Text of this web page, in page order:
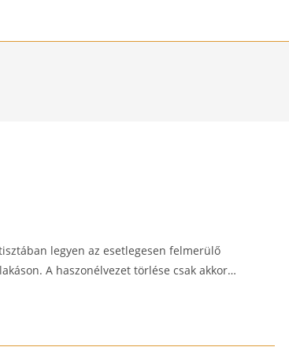
legyen az esetlegesen felmerülő
A haszonélvezet törlése csak akkor…